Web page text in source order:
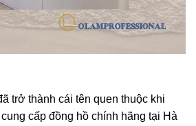
trở thành cái tên quen thuộc khi
cấp đồng hồ chính hãng tại Hà